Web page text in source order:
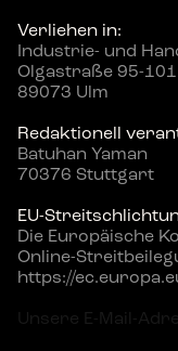
Verliehen in:
Industrie- und
Olgastraße 95-101
89073 Ulm
Redaktionell
Batuhan Yaman
70376 Stuttgart
EU-
Die Europäische
Online-
https://
Unsere E-Mail-